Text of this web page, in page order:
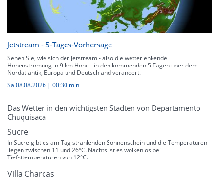
Jetstream - 5-Tages-Vorhersage
Sehen Sie, wie sich der Jetstream - also die wetterlenkende
Höhenströmung in 9 km Höhe - in den kommenden 5 Tagen über dem
Nordatlantik, Europa und Deutschland verändert.
Sa 08.08.2026 | 00:30 min
Das Wetter in den wichtigsten Städten von Departamento
Chuquisaca
Sucre
In Sucre gibt es am Tag strahlenden Sonnenschein und die Temperaturen
liegen zwischen 11 und 26°C. Nachts ist es wolkenlos bei
Tiefsttemperaturen von 12°C.
Villa Charcas